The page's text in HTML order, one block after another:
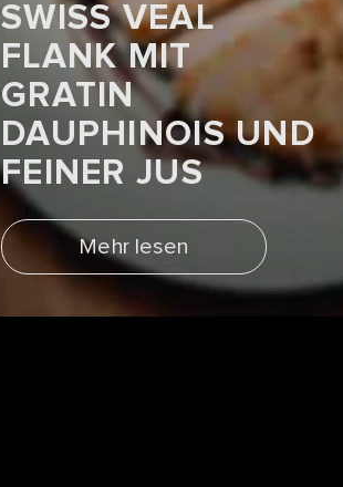
SWISS VEAL
FLANK MIT
GRATIN
DAUPHINOIS UND
FEINER JUS
Mehr lesen